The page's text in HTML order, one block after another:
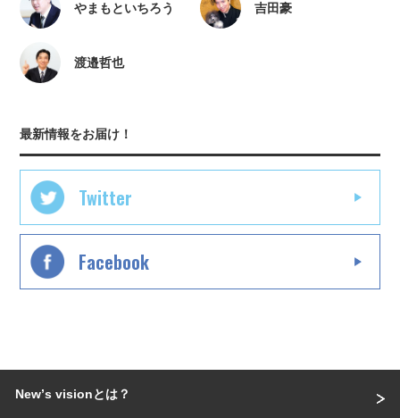
やまもといちろう 吉田豪
渡邉哲也
最新情報をお届け！
Twitter
Facebook
Newʼs visionとは？